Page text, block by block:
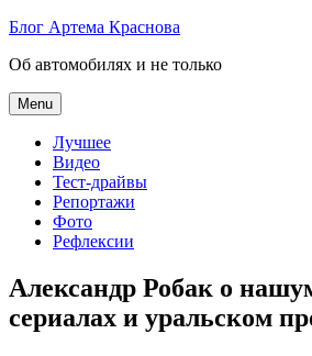
Skip
content
Блог Артема Краснова
Об автомобилях и не только
Menu
Лучшее
Видео
Тест-драйвы
Репортажи
Фото
Рефлексии
Александр Робак о
сериалах и уральском